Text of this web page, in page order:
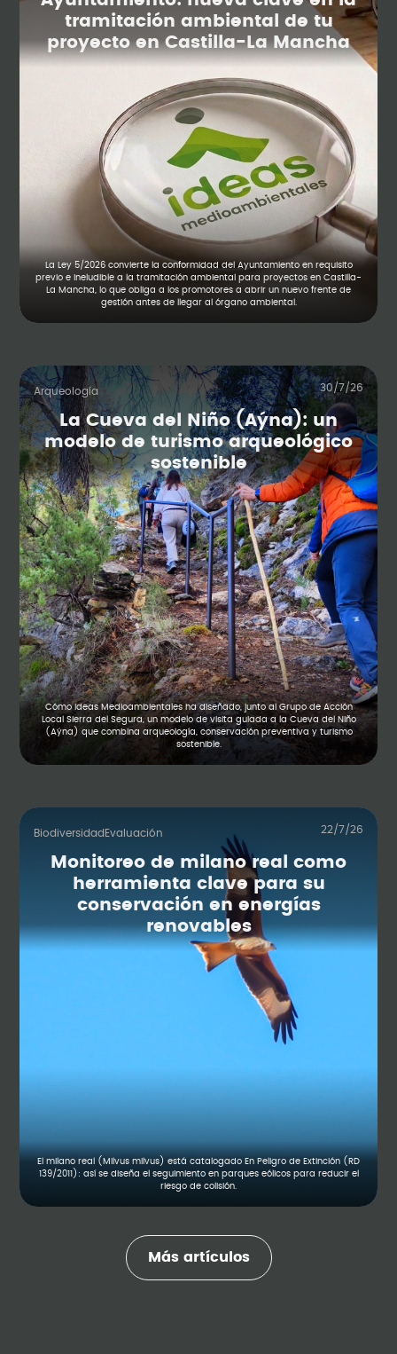
tramitación ambiental de tu
proyecto en Castilla-La Mancha
La Ley 5/2026 convierte la conformidad del Ayuntamiento en requisito
previo e ineludible a la tramitación ambiental para proyectos en Castilla-
La Mancha, lo que obliga a los promotores a abrir un nuevo frente de
gestión antes de llegar al órgano ambiental.
Arqueología 30/7/26
La Cueva del Niño (Aýna): un
modelo de turismo arqueológico
sostenible
Cómo Ideas Medioambientales ha diseñado, junto al Grupo de Acción
Local Sierra del Segura, un modelo de visita guiada a la Cueva del Niño
(Aýna) que combina arqueología, conservación preventiva y turismo
sostenible.
Biodiversidad Evaluación 22/7/26
Monitoreo de milano real como
herramienta clave para su
conservación en energías
renovables
El milano real (Milvus milvus) está catalogado En Peligro de Extinción (RD
139/2011): así se diseña el seguimiento en parques eólicos para reducir el
riesgo de colisión.
Más artículos